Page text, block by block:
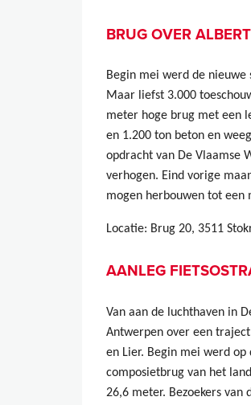
BRUG OVER
Begin mei werd de
Maar liefst 3.000
meter hoge brug met een
en 1.200 ton beton en
opdracht van De Vlaamse
verhogen. Eind vorige
mogen herbouwen tot een
Locatie: Brug 20, 3511
AANLEG
Van aan de luchthaven in
Antwerpen over een
en Lier. Begin mei werd
composietbrug van het
26,6 meter. Bezoekers